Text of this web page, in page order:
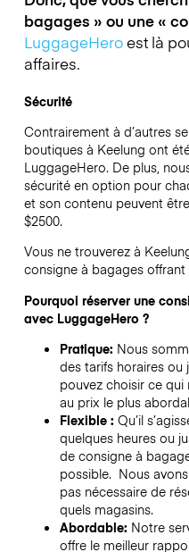
bagages » ou une «
LuggageHeroest là
affaires.
Sécurité
Contrairement à d’autres
boutiques à Keelung ont
LuggageHero. De plus,
sécurité en option pour
et son contenu peuvent
$2500.
Vous ne trouverez à
consigne à bagages
Pourquoi réserver une
avec LuggageHero ?
Pratique: Nous
des tarifs horaires ou
pouvez choisir ce qui
au prix le plus
Flexible : Qu’il
quelques heures ou
de consigne à
possible. Nous
pas nécessaire de
quels magasins.
Abordable: Notre
offre le meilleur